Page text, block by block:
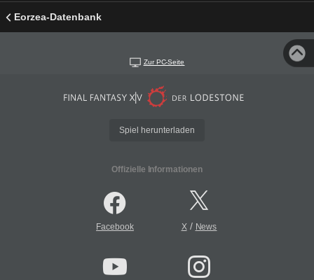
Eorzea-Datenbank
Zur PC-Seite
Spiel herunterladen
Offizielle Informationen
Facebook X/ News